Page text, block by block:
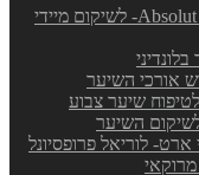
Absolut Repair Molecular- לשיקום מיידי